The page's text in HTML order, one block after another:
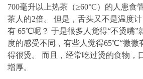
700毫升以上热茶（≥60°C）的人患食
茶人的2倍。 但是，舌头又不是温度
有 65℃呢？ 于是很多人觉得“不烫嘴”
度的感受不同，有些人觉得65℃“微微
得很烫。 而且，经常吃过烫的食物，
增厚。